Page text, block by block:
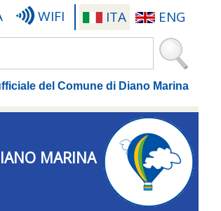
ITA ENG
WIFI
del Comune di Diano Marina
MARINA